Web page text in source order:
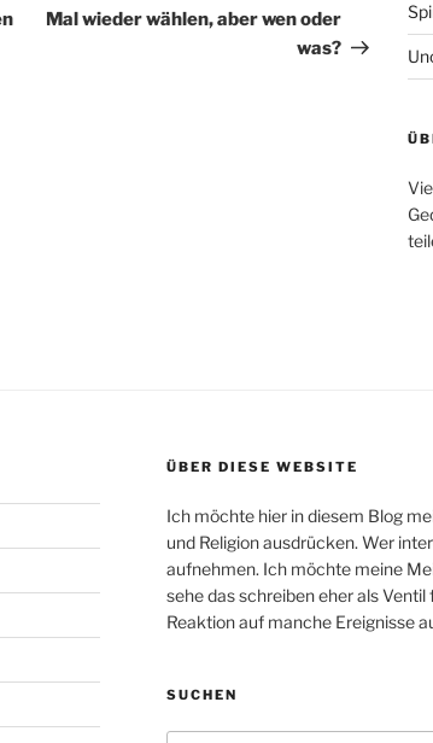
Beitrag
Mal wieder wählen, aber wen oder
was?
ÜBER DIESE WEBSITE
Ich möchte hier in diesem Blog
und Religion ausdrücken. Wer
aufnehmen. Ich möchte meine
sehe das schreiben eher als
Reaktion auf manche Ereignisse
SUCHEN